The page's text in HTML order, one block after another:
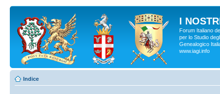
I
Forum Italiano
per lo Studio
Genealogico
www.iagi.info
Indice